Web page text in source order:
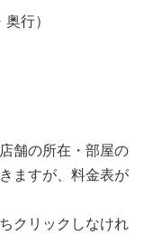
行）
舗の所在・部屋の
ますが、料金表が
クリックしなけれ